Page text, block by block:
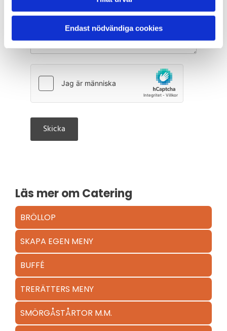
Endast nödvändiga cookies
Läs mer om Catering
BRÖLLOP
SKAPA EGEN MENY
BUFFÉ
TRERÄTTERS MENY
SMÖRGÅSTÅRTOR M.M.